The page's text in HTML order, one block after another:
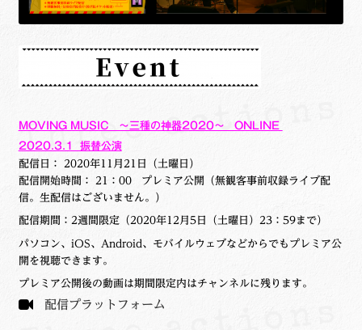
MOVING MUSIC ～三種の神器2020～ ONLINE
2020.3.1 振替公演
配信日： 2020年11月21日（土曜日）
配信開始時間： 21：00 プレミア公開（無観客事前収録ライブ配
信。生配信はございません。）
配信期間：2週間限定（2020年12月5日（土曜日）23：59まで）
パソコン、iOS、Android、モバイルウェブなどからでもプレミア公
開を視聴できます。
プレミア公開後の動画は期間限定内はチャンネルに残ります。
配信プラットフォーム